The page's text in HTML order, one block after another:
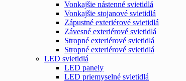
Vonkajšie nástenné svietidlá
Vonkajšie stojanové svietidlá
Zápustné exteriérové svietidlá
Závesné exteriérové svietidlá
Stropné exteriérové svietidlá
Stropné exteriérové svietidlá
LED svietidlá
LED panely
LED priemyselné svietidlá